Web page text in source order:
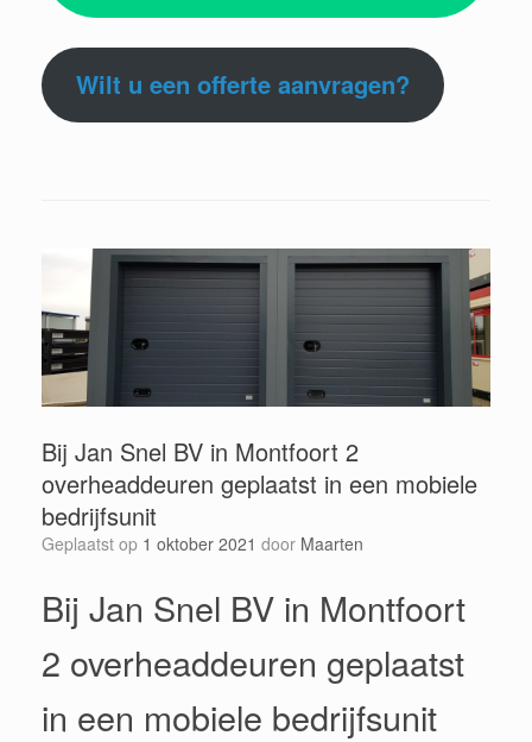
Wilt u een offerte aanvragen?
Bij Jan Snel BV in Montfoort 2
overheaddeuren geplaatst in een mobiele
bedrijfsunit
Geplaatst op 1 oktober 2021 door Maarten
Bij Jan Snel BV in Montfoort
2 overheaddeuren geplaatst
in een mobiele bedrijfsunit